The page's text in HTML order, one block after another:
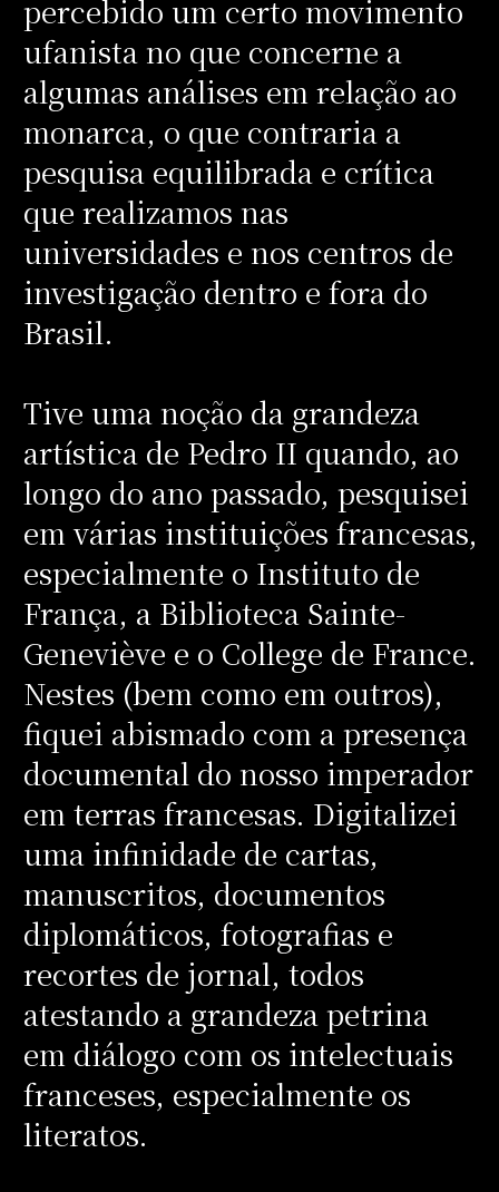
percebido um certo movimento
ufanista no que concerne a
algumas análises em relação ao
monarca, o que contraria a
pesquisa equilibrada e crítica
que realizamos nas
universidades e nos centros de
investigação dentro e fora do
Brasil.
Tive uma noção da grandeza
artística de Pedro II quando, ao
longo do ano passado, pesquisei
em várias instituições francesas,
especialmente o Instituto de
França, a Biblioteca Sainte-
Geneviève e o College de France.
Nestes (bem como em outros),
fiquei abismado com a presença
documental do nosso imperador
em terras francesas. Digitalizei
uma infinidade de cartas,
manuscritos, documentos
diplomáticos, fotografias e
recortes de jornal, todos
atestando a grandeza petrina
em diálogo com os intelectuais
franceses, especialmente os
literatos.